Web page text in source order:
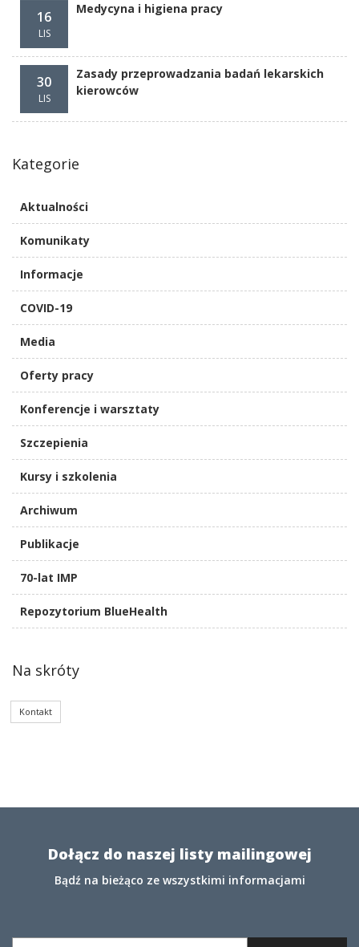
16
LIS
Medycyna i higiena pracy
30
LIS
Zasady przeprowadzania badań lekarskich
kierowców
Kategorie
Aktualności
Komunikaty
Informacje
COVID-19
Media
Oferty pracy
Konferencje i warsztaty
Szczepienia
Kursy i szkolenia
Archiwum
Publikacje
70-lat IMP
Repozytorium BlueHealth
Na skróty
Kontakt
Dołącz do naszej listy mailingowej
Bądź na bieżąco ze wszystkimi informacjami